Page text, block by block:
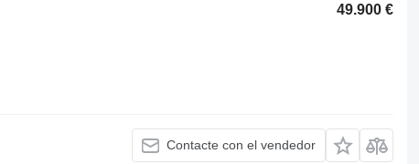
49.900 €
Contacte con el vendedor